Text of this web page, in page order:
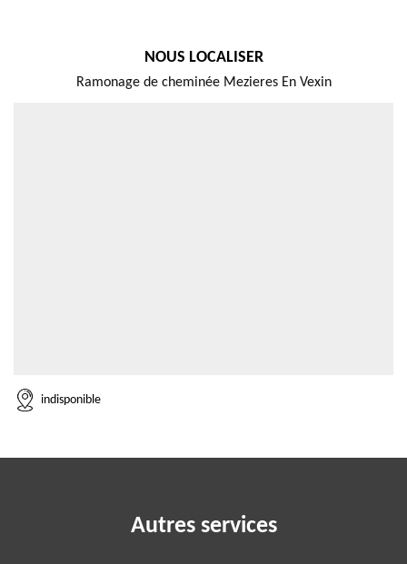
NOUS LOCALISER
Ramonage de cheminée Mezieres En Vexin
indisponible
Autres services